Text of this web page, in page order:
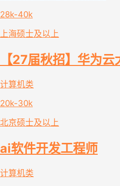
28k-40k
上海硕士及以上
【27届秋招】华为
计算机类
20k-30k
北京硕士及以上
ai软件开发工程师
计算机类